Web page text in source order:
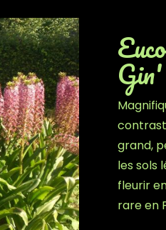
Gin'
grand,
les sols
fleurir
rare en